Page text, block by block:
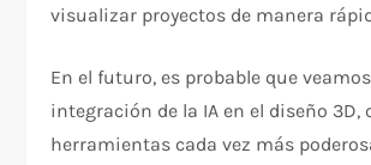
visualizar proyectos de manera
En el futuro, es probable que
integración de la IA en el diseño 3D,
herramientas cada vez más